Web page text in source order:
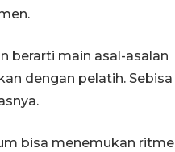
berarti main asal-asalan
dengan pelatih. Sebisa
bisa menemukan ritme